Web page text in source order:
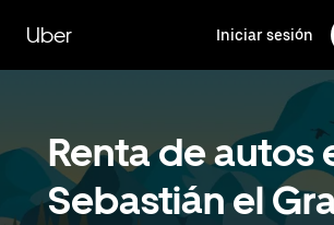
contenido
principal
Uber Iniciar sesión
Renta de autos
Sebastián el